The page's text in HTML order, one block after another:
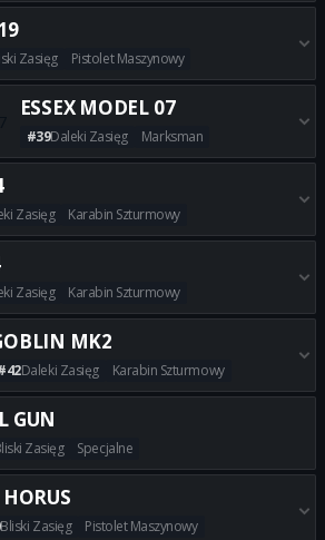
Zdobądź wszystkie najlepsze
Zasięg Pistolet Maszynowy
Zdobądź wszystkie najlepsze
ESSEX MODEL 07
#39Daleki Zasięg Marksman
Zdobądź wszystkie najlepsze
Zasięg Karabin Szturmowy
Zdobądź wszystkie najlepsze
Zasięg Karabin Szturmowy
Zdobądź wszystkie najlepsze
MK2
Daleki Zasięg Karabin Szturmowy
Zdobądź wszystkie najlepsze
GUN
Zasięg Specjalne
Zdobądź wszystkie najlepsze
HORUS
Bliski Zasięg Pistolet Maszynowy